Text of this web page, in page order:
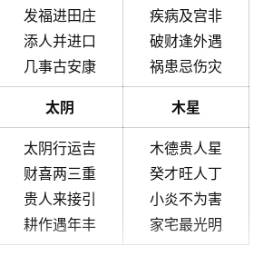
发福进田庄
添人并进口
几事古安康
疾病及宫非
破财逢外遇
祸患忌伤灾
太阴 木星
太阴行运吉
财喜两三重
贵人来接引
耕作遇年丰
木德贵人星
癸才旺人丁
小炎不为害
家宅最光明